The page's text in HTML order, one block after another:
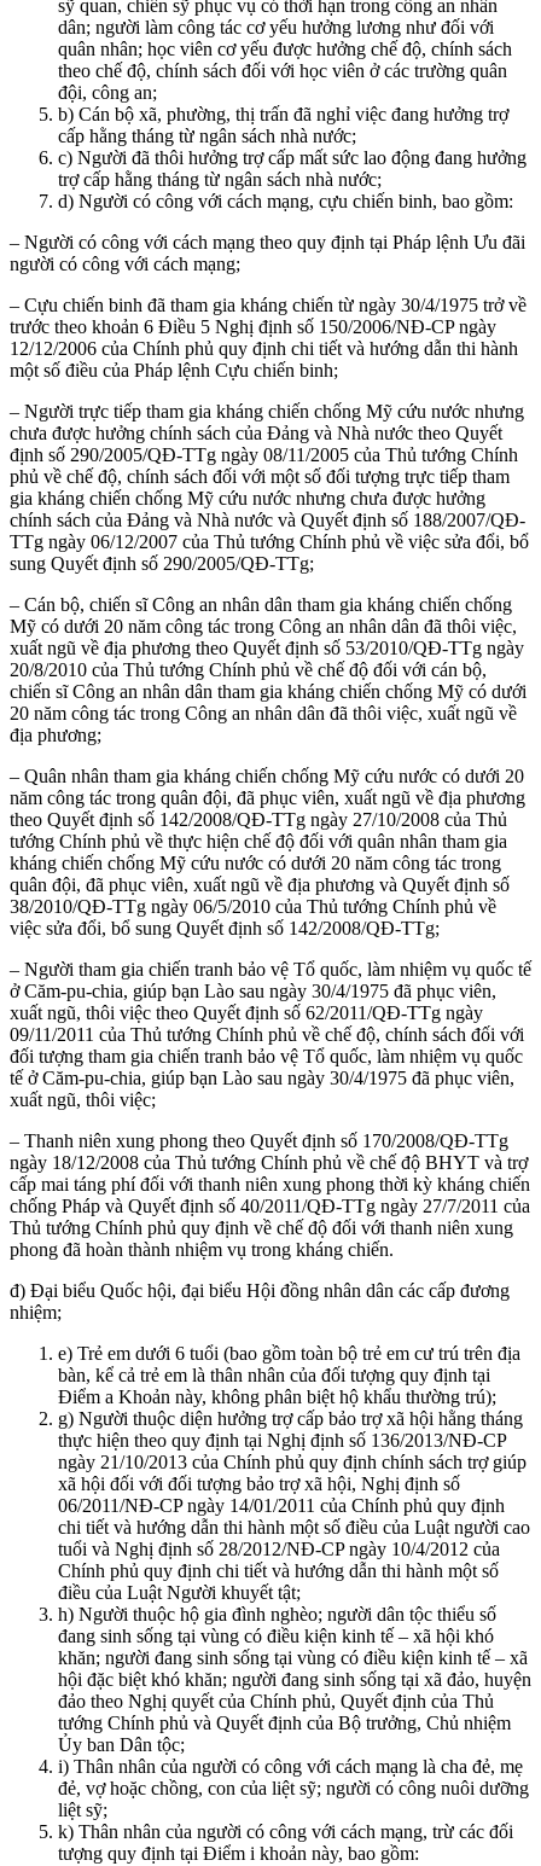
sỹ quan, chiến sỹ phục vụ có thời hạn trong công an nhân
dân; người làm công tác cơ yếu hưởng lương như đối với
quân nhân; học viên cơ yếu được hưởng chế độ, chính sách
theo chế độ, chính sách đối với học viên ở các trường quân
đội, công an;
b) Cán bộ xã, phường, thị trấn đã nghỉ việc đang hưởng trợ
cấp hằng tháng từ ngân sách nhà nước;
c) Người đã thôi hưởng trợ cấp mất sức lao động đang hưởng
trợ cấp hằng tháng từ ngân sách nhà nước;
d) Người có công với cách mạng, cựu chiến binh, bao gồm:
– Người có công với cách mạng theo quy định tại Pháp lệnh Ưu đãi
người có công với cách mạng;
– Cựu chiến binh đã tham gia kháng chiến từ ngày 30/4/1975 trở về
trước theo khoản 6 Điều 5 Nghị định số 150/2006/NĐ-CP ngày
12/12/2006 của Chính phủ quy định chi tiết và hướng dẫn thi hành
một số điều của Pháp lệnh Cựu chiến binh;
– Người trực tiếp tham gia kháng chiến chống Mỹ cứu nước nhưng
chưa được hưởng chính sách của Đảng và Nhà nước theo Quyết
định số 290/2005/QĐ-TTg ngày 08/11/2005 của Thủ tướng Chính
phủ về chế độ, chính sách đối với một số đối tượng trực tiếp tham
gia kháng chiến chống Mỹ cứu nước nhưng chưa được hưởng
chính sách của Đảng và Nhà nước và Quyết định số 188/2007/QĐ-
TTg ngày 06/12/2007 của Thủ tướng Chính phủ về việc sửa đổi, bổ
sung Quyết định số 290/2005/QĐ-TTg;
– Cán bộ, chiến sĩ Công an nhân dân tham gia kháng chiến chống
Mỹ có dưới 20 năm công tác trong Công an nhân dân đã thôi việc,
xuất ngũ về địa phương theo Quyết định số 53/2010/QĐ-TTg ngày
20/8/2010 của Thủ tướng Chính phủ về chế độ đối với cán bộ,
chiến sĩ Công an nhân dân tham gia kháng chiến chống Mỹ có dưới
20 năm công tác trong Công an nhân dân đã thôi việc, xuất ngũ về
địa phương;
– Quân nhân tham gia kháng chiến chống Mỹ cứu nước có dưới 20
năm công tác trong quân đội, đã phục viên, xuất ngũ về địa phương
theo Quyết định số 142/2008/QĐ-TTg ngày 27/10/2008 của Thủ
tướng Chính phủ về thực hiện chế độ đối với quân nhân tham gia
kháng chiến chống Mỹ cứu nước có dưới 20 năm công tác trong
quân đội, đã phục viên, xuất ngũ về địa phương và Quyết định số
38/2010/QĐ-TTg ngày 06/5/2010 của Thủ tướng Chính phủ về
việc sửa đổi, bổ sung Quyết định số 142/2008/QĐ-TTg;
– Người tham gia chiến tranh bảo vệ Tổ quốc, làm nhiệm vụ quốc tế
ở Căm-pu-chia, giúp bạn Lào sau ngày 30/4/1975 đã phục viên,
xuất ngũ, thôi việc theo Quyết định số 62/2011/QĐ-TTg ngày
09/11/2011 của Thủ tướng Chính phủ về chế độ, chính sách đối với
đối tượng tham gia chiến tranh bảo vệ Tổ quốc, làm nhiệm vụ quốc
tế ở Căm-pu-chia, giúp bạn Lào sau ngày 30/4/1975 đã phục viên,
xuất ngũ, thôi việc;
– Thanh niên xung phong theo Quyết định số 170/2008/QĐ-TTg
ngày 18/12/2008 của Thủ tướng Chính phủ về chế độ BHYT và trợ
cấp mai táng phí đối với thanh niên xung phong thời kỳ kháng chiến
chống Pháp và Quyết định số 40/2011/QĐ-TTg ngày 27/7/2011 của
Thủ tướng Chính phủ quy định về chế độ đối với thanh niên xung
phong đã hoàn thành nhiệm vụ trong kháng chiến.
đ) Đại biểu Quốc hội, đại biểu Hội đồng nhân dân các cấp đương
nhiệm;
e) Trẻ em dưới 6 tuổi (bao gồm toàn bộ trẻ em cư trú trên địa
bàn, kể cả trẻ em là thân nhân của đối tượng quy định tại
Điểm a Khoản này, không phân biệt hộ khẩu thường trú);
g) Người thuộc diện hưởng trợ cấp bảo trợ xã hội hằng tháng
thực hiện theo quy định tại Nghị định số 136/2013/NĐ-CP
ngày 21/10/2013 của Chính phủ quy định chính sách trợ giúp
xã hội đối với đối tượng bảo trợ xã hội, Nghị định số
06/2011/NĐ-CP ngày 14/01/2011 của Chính phủ quy định
chi tiết và hướng dẫn thi hành một số điều của Luật người cao
tuổi và Nghị định số 28/2012/NĐ-CP ngày 10/4/2012 của
Chính phủ quy định chi tiết và hướng dẫn thi hành một số
điều của Luật Người khuyết tật;
h) Người thuộc hộ gia đình nghèo; người dân tộc thiểu số
đang sinh sống tại vùng có điều kiện kinh tế – xã hội khó
khăn; người đang sinh sống tại vùng có điều kiện kinh tế – xã
hội đặc biệt khó khăn; người đang sinh sống tại xã đảo, huyện
đảo theo Nghị quyết của Chính phủ, Quyết định của Thủ
tướng Chính phủ và Quyết định của Bộ trưởng, Chủ nhiệm
Ủy ban Dân tộc;
i) Thân nhân của người có công với cách mạng là cha đẻ, mẹ
đẻ, vợ hoặc chồng, con của liệt sỹ; người có công nuôi dưỡng
liệt sỹ;
k) Thân nhân của người có công với cách mạng, trừ các đối
tượng quy định tại Điểm i khoản này, bao gồm: